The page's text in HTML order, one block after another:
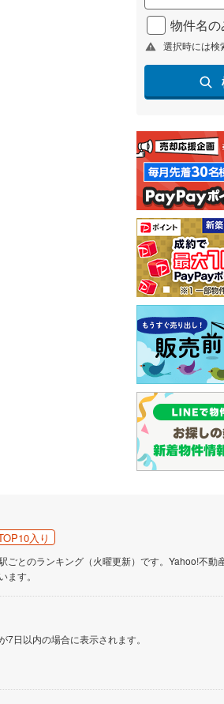
物件名
選択時には検
入り
ごとのランキング（火曜更新）です。Yahoo!不動
ます。
7日以内の場合に表示されます。